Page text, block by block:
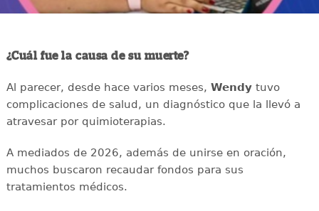
¿Cuál fue la causa de su muerte?
Al parecer, desde hace varios meses, Wendytuvo
complicaciones de salud, un diagnóstico que la llevó a
atravesar por quimioterapias.
A mediados de 2026, además de unirse en oración,
muchos buscaron recaudar fondos para sus
tratamientos médicos.